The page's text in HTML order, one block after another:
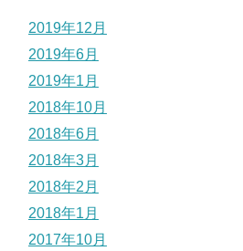
2019年12月
2019年6月
2019年1月
2018年10月
2018年6月
2018年3月
2018年2月
2018年1月
2017年10月